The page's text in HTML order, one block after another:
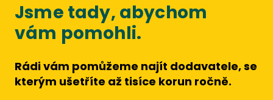
Jsme tady, abychom
vám pomohli.
Rádi vám pomůžeme najít dodavatele, se
kterým ušetříte až tisíce korun ročně.